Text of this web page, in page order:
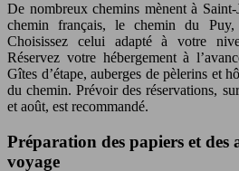
De nombreux chemins mènent à
chemin français, le chemin du
Choisissez celui adapté à votre
Réservez votre hébergement à
Gîtes d’étape, auberges de pèlerins et
du chemin. Prévoir des réservations,
et août, est recommandé.
Préparation des papiers et des
voyage